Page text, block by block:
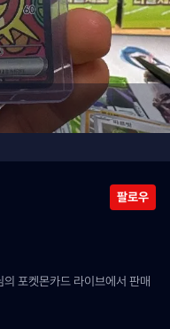
팔로우
포켓몬카드 라이브에서 판매